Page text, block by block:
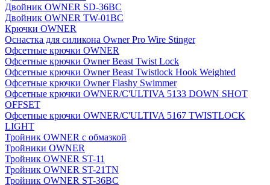
Двойник OWNER SD-36BC
Двойник OWNER TW-01BC
Крючки OWNER
Оснастка для силикона Owner Pro Wire Stinger
Офсетные крючки OWNER
Офсетные крючки Owner Beast Twist Lock
Офсетные крючки Owner Beast Twistlock Hook Weighted
Офсетные крючки Owner Flashy Swimmer
Офсетные крючки OWNER/C'ULTIVA 5133 DOWN SHOT
OFFSET
Офсетные крючки OWNER/C'ULTIVA 5167 TWISTLOCK
LIGHT
Тройник OWNER с обмазкой
Тройники OWNER
Тройник OWNER ST-11
Тройник OWNER ST-21TN
Тройник OWNER ST-36BC